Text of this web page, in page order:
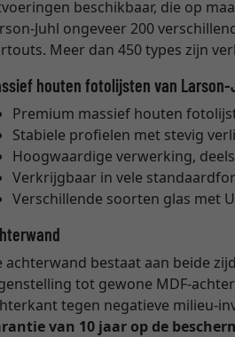
beschikbaar, die op
Juhl ongeveer 200
Meer dan 450 types zijn
houten fotolijsten van Larson-
Premium massief houten
Stabiele profielen met stevig
Hoogwaardige verwerking,
Verkrijgbaar in vele
Verschillende soorten glas met
achterwand bestaat aan beide
tot gewone MDF-
tegen negatieve milieu-
van 10 jaar op de